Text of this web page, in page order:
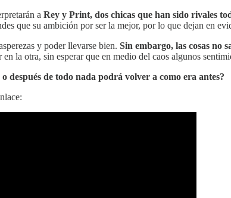
a Rey y Print, dos chicas que han sido rivales
que su ambición por ser la mejor, por lo que dejan en
y poder llevarse bien. Sin embargo, las cosas no
la otra, sin esperar que en medio del caos algunos
de todo nada podrá volver a como era antes?